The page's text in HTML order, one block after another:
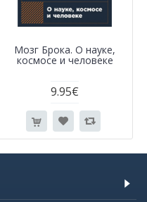
Мозг Брока. О науке,
космосе и человеке
9.95€